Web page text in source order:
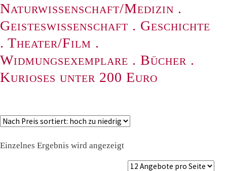
Naturwissenschaft/Medizin .
Geisteswissenschaft . Geschichte
. Theater/Film .
Widmungsexemplare . Bücher .
Kurioses unter 200 Euro
Einzelnes Ergebnis wird angezeigt